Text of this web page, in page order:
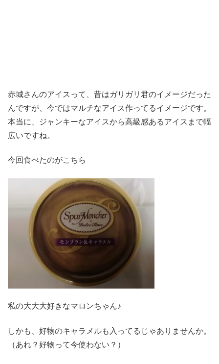
赤城さんのアイスって、昔はガリガリ君のイメージだった
んですが、今ではマルチなアイス作ってるイメージです。
本当に、ジャンキーなアイスから高級感あるアイスまで幅
広いですね。
今回食べたのがこちら
私の大大大好きなマロンちゃん♪
しかも、好物のキャラメルも入ってるじゃありませんか。
（あれ？好物って今使わない？）